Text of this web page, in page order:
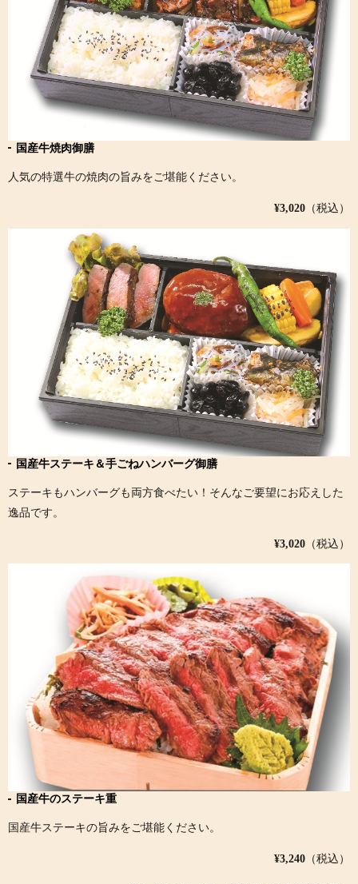
国産牛焼肉御膳
人気の特選牛の焼肉の旨みをご堪能ください。
¥3,020 （税込）
国産牛ステーキ＆手ごねハンバーグ御膳
ステーキもハンバーグも両方食べたい！そんなご要望にお応えした
逸品です。
¥3,020 （税込）
国産牛のステーキ重
国産牛ステーキの旨みをご堪能ください。
¥3,240 （税込）